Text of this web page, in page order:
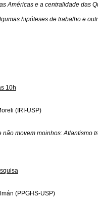
Américas e a centralidade das
hipóteses de trabalho e
10h
(IRI-USP)
não movem moinhos: Atlantismo
(PPGHS-USP)